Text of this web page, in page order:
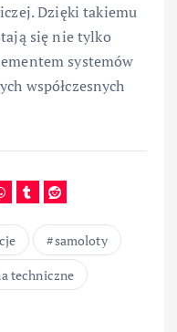
Dzięki takiemu
się nie tylko
systemów
współczesnych
samoloty
techniczne